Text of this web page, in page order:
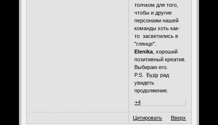
толчком для того,
чтобы и другие
персонажи нашей
команды хоть как-
то засветились в
"глянце".
Elenika, хороший
позитивный креатив.
Выбираю его.
P.S. Буду рад
увидеть
продолжение.
+4
Цитировать Вверх